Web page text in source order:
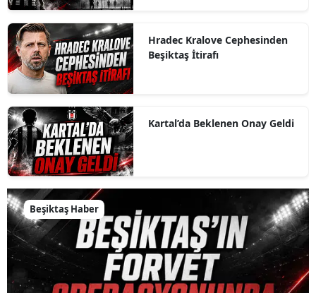
Hradec Kralove Cephesinden
Beşiktaş İtirafı
Kartal’da Beklenen Onay Geldi
Beşiktaş Haber